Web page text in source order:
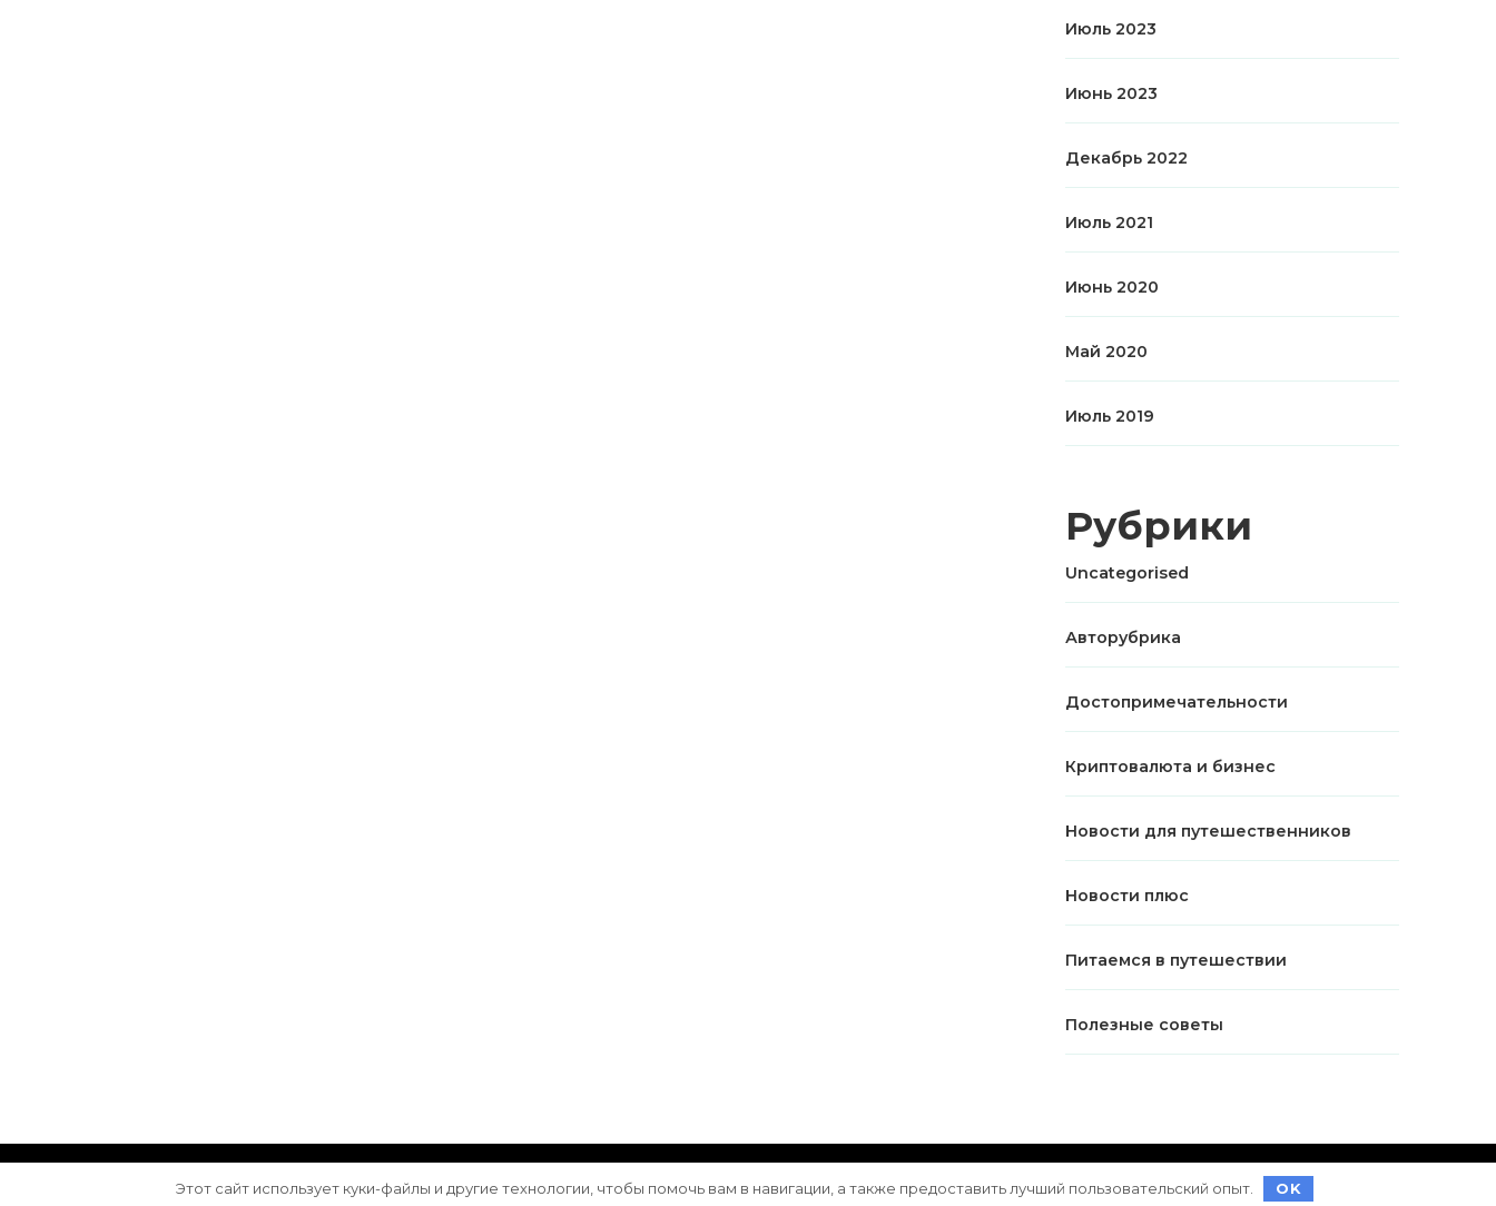
Июль 2023
Июнь 2023
Декабрь 2022
Июль 2021
Июнь 2020
Май 2020
Июль 2019
Рубрики
Uncategorised
Авторубрика
Достопримечательности
Криптовалюта и бизнес
Новости для путешественников
Новости плюс
Питаемся в путешествии
Полезные советы
© Авторское право 2026 . Все права защищены. Vilva | Разработана WordPress
Этот сайт использует куки-файлы и другие технологии, чтобы помочь вам в навигации, а также предоставить лучший пользовательский опыт. OK